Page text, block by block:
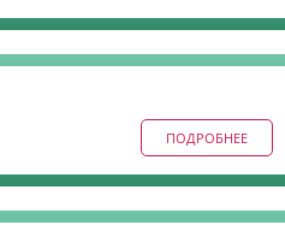
ПОДРОБНЕЕ